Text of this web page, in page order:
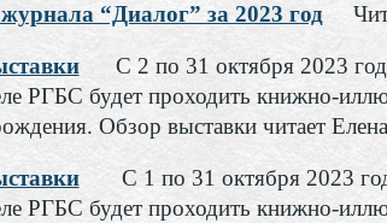
“Диалог” за 2023 год
С 2 по 31 октября 2023
РГБС будет проходить книжно-
Обзор выставки читает
С 1 по 31 октября 2023
РГБС будет проходить книжно-